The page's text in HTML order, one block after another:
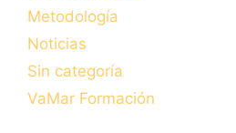
Metodología
Noticias
Sin categoría
VaMar Formación